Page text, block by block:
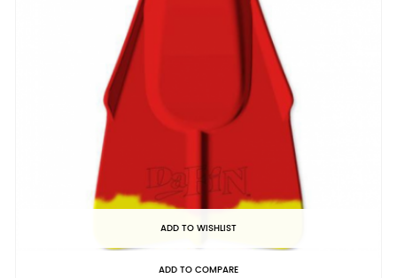
ADD TO WISHLIST
ADD TO COMPARE